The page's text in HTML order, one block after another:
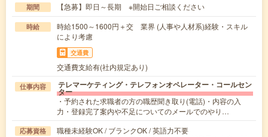
期間 【急募】即日～長期 ※開始日ご相談ください
時給
時給1500～1600円＋交 業界 (人事や人材系)経験・スキル
により考慮
交通費
交通費支給有(社内規定あり)
仕事内容 テレマーケティング・テレフォンオペレーター・コールセン
ター
・予約された求職者の方の職歴聞き取り(電話)・内容の入
力・登録完了案内や不足についてのメールでのやり…
応募資格
職種未経験OK / ブランクOK / 英語力不要